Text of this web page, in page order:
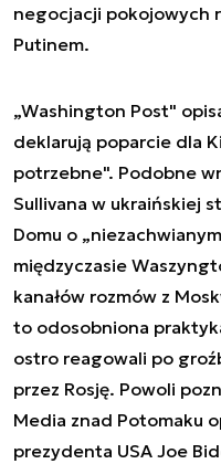
negocjacji pokojowych
Putinem.
„Washington Post"
deklarują poparcie dla
potrzebne". Podobne
Sullivana w ukraińskiej
Domu o
międzyczasie
kanałów rozmów z
to odosobniona
ostro reagowali po
przez Rosję. Powoli
Media znad Potomaku
prezydenta USA Joe